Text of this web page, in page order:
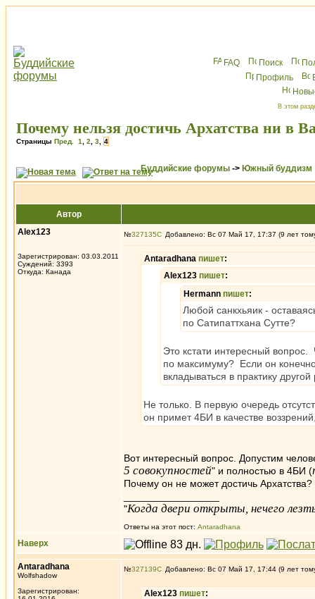
FAQ Поиск
Профиль
В этом
Почему нельзя достичь Архатства ни в
Страницы Пред. 1 2 3 4
Буддийские форумы -> Южный буддизм
Автор
Alex123
Зарегистрирован: 03.03.2011
Суждений: 3393
Откуда: Канада
№327135 Добавлено: Вс 07 Май 17, 17:37 (9 лет
Antaradhana пишет:
Alex123 пишет:
Hermann пишет:
Любой санкхьяик -
по Сатипаттхана Сутте?
Это кстати интересный вопрос.
по максимуму? Если он конечно
вкладываться в практику другой
Не только. В первую очередь
он примет 4БИ в качестве
Вот интересный вопрос. Допустим
5 совокупностей" и полностью в 4БИ (
Почему он не может достичь Архатства?
"Когда двери открыты, нечего
Ответы на этот пост: Antaradhana
Наверх
Antaradhana
Wolfshadow
Зарегистрирован:
№327139 Добавлено: Вс 07 Май 17, 17:44 (9 лет
Alex123 пишет: